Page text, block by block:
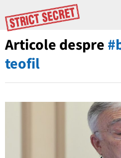
Articole despre
teofil